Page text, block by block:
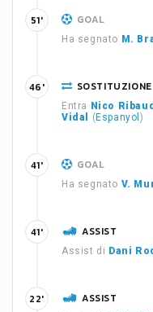
GOAL
Ha segnato M.
51'
SOSTITUZIONE
Entra Nico
Vidal
( Espanyol)
46'
GOAL
Ha segnato V.
41'
ASSIST
Assist di Dani
41'
ASSIST
22'